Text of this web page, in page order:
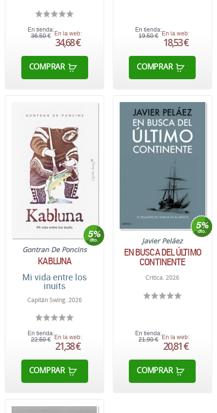
En tienda:
36,50 € En la web:
34,68 €
COMPRAR
En tienda:
19,50 €
En la web:
18,53 €
COMPRAR
Gontran De Poncins
KABLUNA
Mi vida entre los
inuits
Capitán Swing. 2026
En tienda:
22,50 € En la web:
21,38 €
COMPRAR
Javier Peláez
EN BUSCA DEL ÚLTIMO
CONTINENTE
Crítica. 2026
En tienda:
21,90 € En la web:
20,81 €
COMPRAR